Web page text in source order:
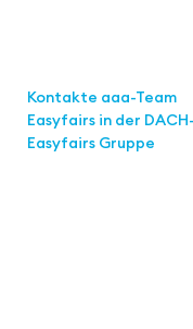
Kontakte aaa-Team
Easyfairs in der
Easyfairs Gruppe